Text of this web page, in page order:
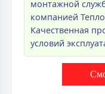
монтажной
компанией
Качественная
условий